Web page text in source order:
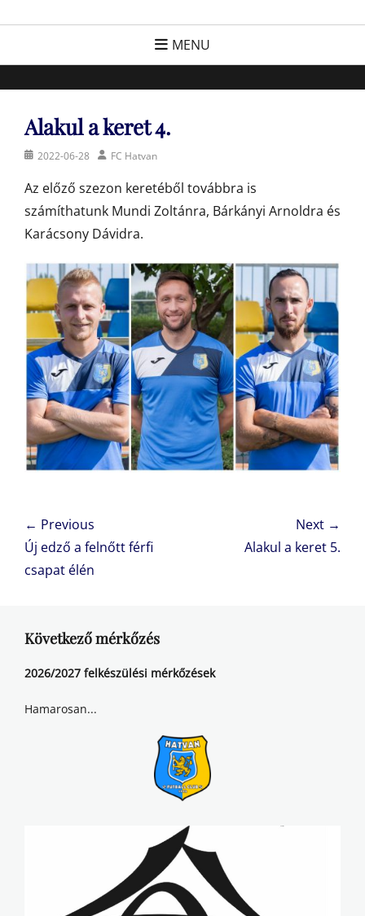
FC Hatvan
Egyesület a hatvani labdarúgásért, sportért!
MENU
Alakul a keret 4.
Posted2022-06-28 AuthorFC Hatvan
Az előző szezon keretéből továbbra is
számíthatunk Mundi Zoltánra, Bárkányi Arnoldra és
Karácsony Dávidra.
Bejegyzés
navigáció
← Previous
Previous
post:
Új edző a felnőtt férfi
csapat élén
Next →
Alakul a keret 5.
Következő mérkőzés
2026/2027 felkészülési mérkőzések
Hamarosan...